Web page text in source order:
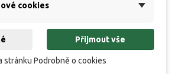
Výprodej!
cookies
Přijmout vše
stránku Podrobně o cookies